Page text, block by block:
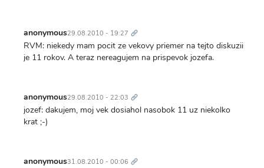
anonymous29.08.2010 - 19:27 odkaz
RVM: niekedy mam pocit ze vekovy priemer na tejto diskuzii
je 11 rokov. A teraz nereagujem na prispevok jozefa.
anonymous29.08.2010 - 22:03 odkaz
jozef: dakujem, moj vek dosiahol nasobok 11 uz niekolko
krat ;-)
anonymous31.08.2010 - 00:06 odkaz